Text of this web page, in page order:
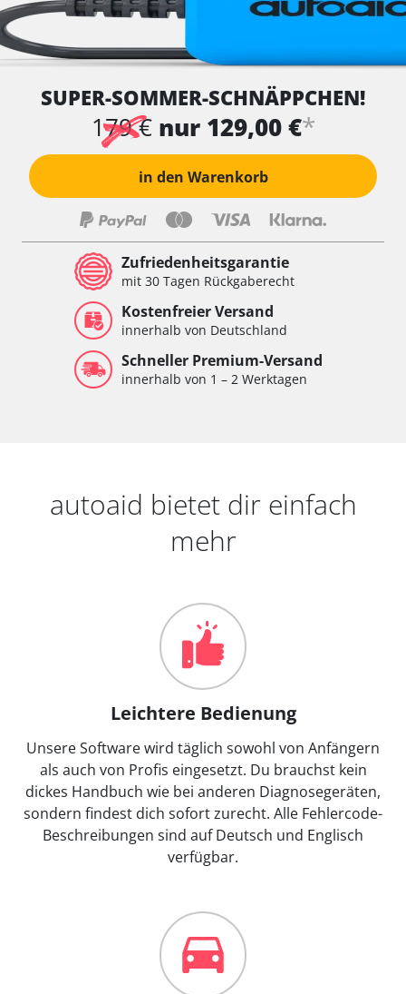
SUPER-SOMMER-SCHNÄPPCHEN!
179 € nur 129,00 €*
in den Warenkorb
Zufriedenheitsgarantie
mit 30 Tagen Rückgaberecht
Kostenfreier Versand
innerhalb von Deutschland
Schneller Premium-Versand
innerhalb von 1 – 2 Werktagen
autoaid bietet dir einfach
mehr
Leichtere Bedienung
Unsere Software wird täglich sowohl von Anfängern
als auch von Profis eingesetzt. Du brauchst kein
dickes Handbuch wie bei anderen Diagnosegeräten,
sondern findest dich sofort zurecht. Alle Fehlercode-
Beschreibungen sind auf Deutsch und Englisch
verfügbar.